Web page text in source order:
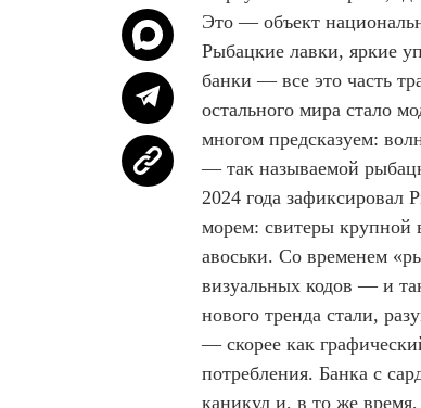
Это — объект
Рыбацкие лавки, яркие
банки — все это часть
остального мира стало
многом предсказуем:
— так называемой
2024 года зафиксировал
морем: свитеры крупной
авоськи. Со временем
визуальных кодов — и
нового тренда стали,
— скорее как
потребления. Банка с
каникул и, в то же